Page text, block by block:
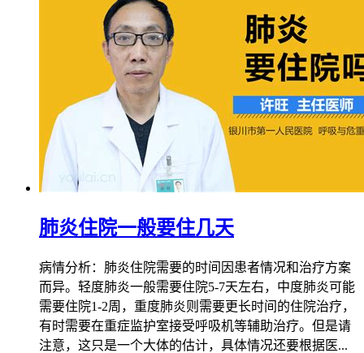
肺炎住院一般要住几天
病情分析：肺炎住院需要的时间因患者情况和治疗方案
而异。轻度肺炎一般需要住院5-7天左右，中度肺炎可能
需要住院1-2周，重度肺炎则需要更长时间的住院治疗，
有时需要在重症监护室接受呼吸机等辅助治疗。但是请
注意，这只是一个大体的估计，具体情况还要根据医...